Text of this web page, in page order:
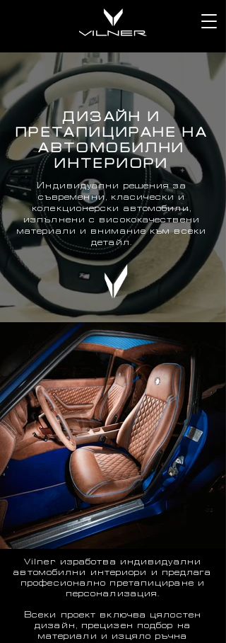
ДИЗАЙН И
ПРЕТАПИЦИРАНЕ НА
АВТОМОБИЛНИ
ИНТЕРИОРИ
Индивидуални решения за
съвременни, класически и
колекционерски автомобили,
изпълнени с висококачествени
материали и внимание към всеки
детайл.
Vilner изработва индивидуални
автомобилни интериори и предлага
професионално претапициране и
персонализация.
Всеки проект включва цялостен
дизайн, прецизен подбор на
материали и изцяло ръчна